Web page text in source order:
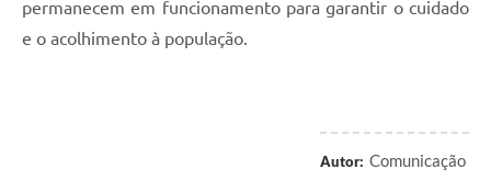
permanecem em funcionamento para garantir o cuidado
e o acolhimento à população.
Autor: Comunicação